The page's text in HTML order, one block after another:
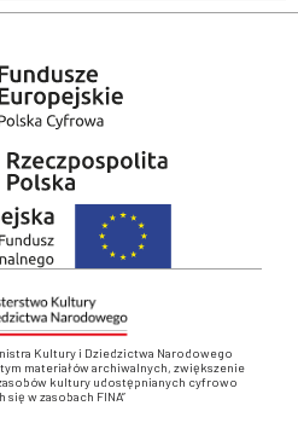
Kultury i Dziedzictwa Narodowego
materiałów archiwalnych, zwiększenie
kultury udostępnianych cyfrowo
się w zasobach FINA”